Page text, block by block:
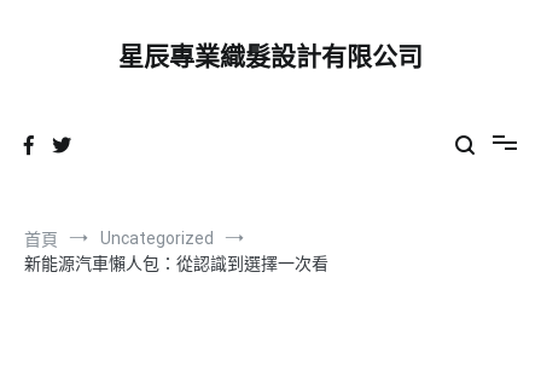
星辰專業織髮設計有限公司
首頁
Uncategorized
新能源汽車懶人包：從認識到選擇一次看